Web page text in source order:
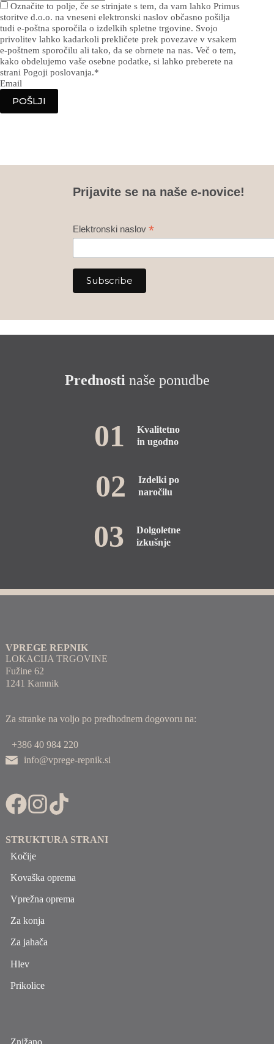
Označite to polje, če se strinjate s tem, da vam lahko Primus
storitve d.o.o. na vneseni elektronski naslov občasno pošilja
tudi e-poštna sporočila o izdelkih spletne trgovine. Svojo
privolitev lahko kadarkoli prekličete prek povezave v vsakem
e-poštnem sporočilu ali tako, da se obrnete na nas. Več o tem,
kako obdelujemo vaše osebne podatke, si lahko preberete na
strani Pogoji poslovanja.*
Email
POŠLJI
Prijavite se na naše e-novice!
Elektronski naslov *
Prednostinaše ponudbe
01
Kvalitetno
in ugodno
02
Izdelki po
naročilu
03
Dolgoletne
izkušnje
VPREGE REPNIK
LOKACIJA TRGOVINE
Fužine 62
1241 Kamnik
Za stranke na voljo po predhodnem dogovoru na:
+386 40 984 220
info@vprege-repnik.si
STRUKTURA STRANI
Kočije
Kovaška oprema
Vprežna oprema
Za konja
Za jahača
Hlev
Prikolice
Znižano